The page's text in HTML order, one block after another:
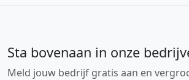
Sta bovenaan in onze
Meld jouw bedrijf gratis aan en